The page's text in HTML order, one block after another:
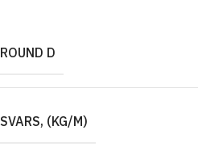
ROUND D
SVARS, (KG/M)